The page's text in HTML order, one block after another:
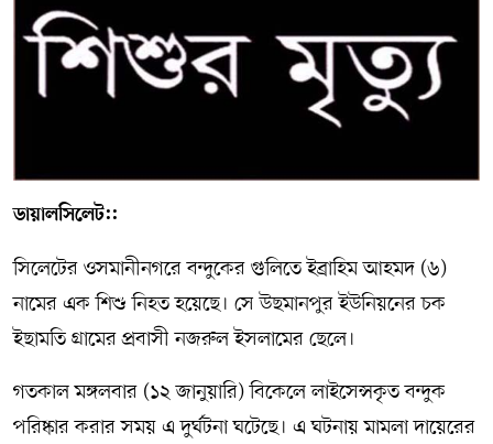
ডায়ালসিলেট::
সিলেটের ওসমানীনগরে বন্দুকের গুলিতে ইব্রাহিম আহমদ (৬)
নামের এক শিশু নিহত হয়েছে। সে উছমানপুর ইউনিয়নের চক
ইছামতি গ্রামের প্রবাসী নজরুল ইসলামের ছেলে।
গতকাল মঙ্গলবার (১২ জানুয়ারি) বিকেলে লাইসেন্সকৃত বন্দুক
পরিষ্কার করার সময় এ দুর্ঘটনা ঘটেছে। এ ঘটনায় মামলা দায়েরের
সম্পাদকীয় কলাম
ABOUT US